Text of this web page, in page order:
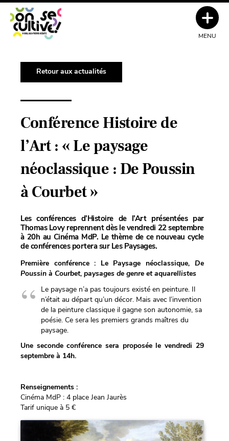
Retour aux actualités
Conférence Histoire de
l’Art : « Le paysage
néoclassique : De Poussin
à Courbet »
Les conférences d’Histoire de l’Art présentées par
Thomas Lovy reprennent dès le vendredi 22 septembre
à 20h au Cinéma MdP. Le thème de ce nouveau cycle
de conférences portera sur Les Paysages.
Première conférence : Le Paysage néoclassique, De
Poussin à Courbet, paysages de genre et aquarellistes
Le paysage n’a pas toujours existé en peinture. Il
n’était au départ qu’un décor. Mais avec l’invention
de la peinture classique il gagne son autonomie, sa
poésie. Ce sera les premiers grands maîtres du
paysage.
Une seconde conférence sera proposée le vendredi 29
septembre à 14h.
Renseignements :
Cinéma MdP : 4 place Jean Jaurès
Tarif unique à 5 €
MENU